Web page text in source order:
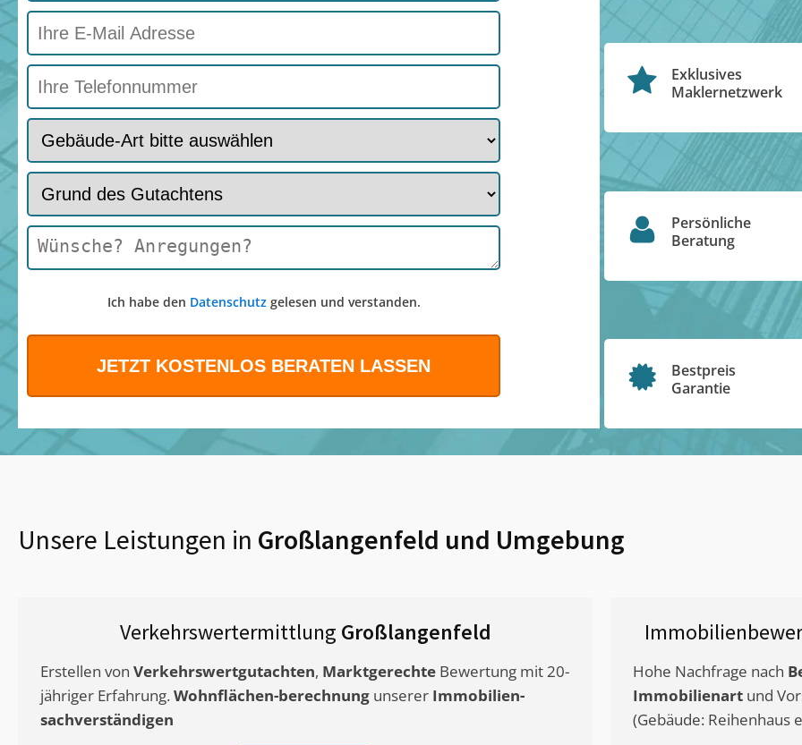
Ich habe den Datenschutzgelesen und verstanden.
Exklusives
Maklernetzwerk
Persönliche
Beratung
Bestpreis
Garantie
Unsere Leistungen in Großlangenfeld und Umgebung
Verkehrswertermittlung Großlangenfeld
Erstellen von Verkehrswertgutachten, Marktgerechte Bewertung mit 20-
jähriger Erfahrung. Wohnflächen-berechnung unserer Immobilien-
sachverständigen
Hohe Nachfrage nach
Immobilienart und
(Gebäude: Reihenhaus